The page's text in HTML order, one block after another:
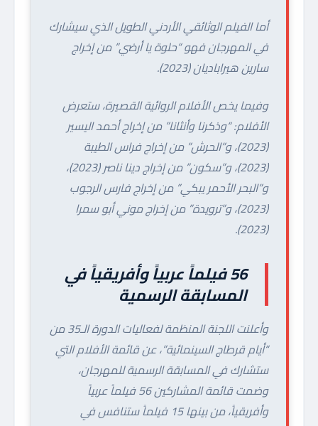
أما الفيلم الوثائقي الأردني الطويل الذي سيشارك
في المهرجان فهو “حلوة يا أرضي” من إخراج
سارين هيراباديان (2023).
وفيما يخص الأفلام الروائية القصيرة، ستعرض
الأفلام: “وذكرنا وأنثانا” من إخراج أحمد اليسير
(2023)، و”الحرش” من إخراج فراس الطيبة
(2023)، و”سكون” من إخراج دينا ناصر (2023)،
و”البحر الأحمر يبكي” من إخراج فارس الرجوب
(2023)، و”ترويدة” من إخراج موني أبو سمرا
(2023).
56 فيلماً عربياً وأفريقياً في
المسابقة الرسمية
وأعلنت اللجنة المنظمة لفعاليات الدورة الـ35 من
“أيام قرطاج السينمائية”، عن قائمة الأفلام التي
ستشارك في المسابقة الرسمية للمهرجان،
وضمت قائمة المشاركين 56 فيلماً عربياً
وأفريقياً، من بينها 15 فيلماً ستنافس في